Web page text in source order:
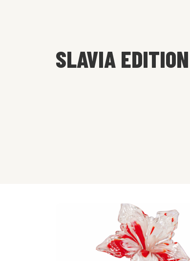
SLAVIA EDITION